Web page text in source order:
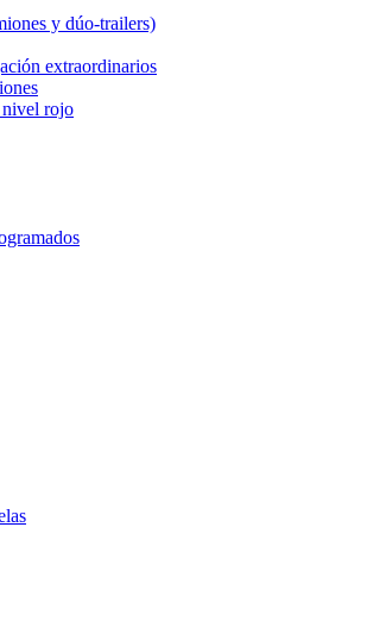
y dúo-trailers)
extraordinarios
nivel rojo